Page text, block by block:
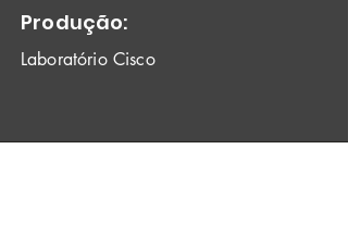
Produção:
Laboratório Cisco